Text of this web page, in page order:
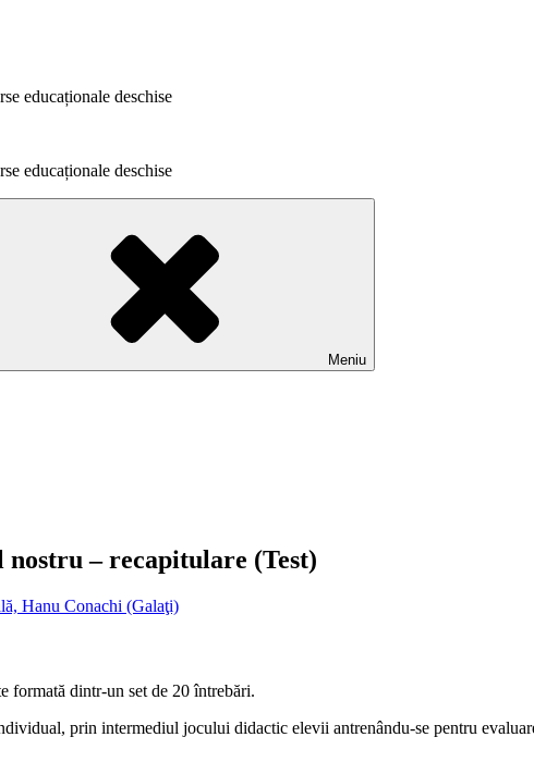
educaționale deschise
educaționale deschise
Meniu
– recapitulare (Test)
Hanu Conachi (Galaţi)
formată dintr-un set de 20 întrebări.
prin intermediul jocului didactic elevii antrenându-se pentru